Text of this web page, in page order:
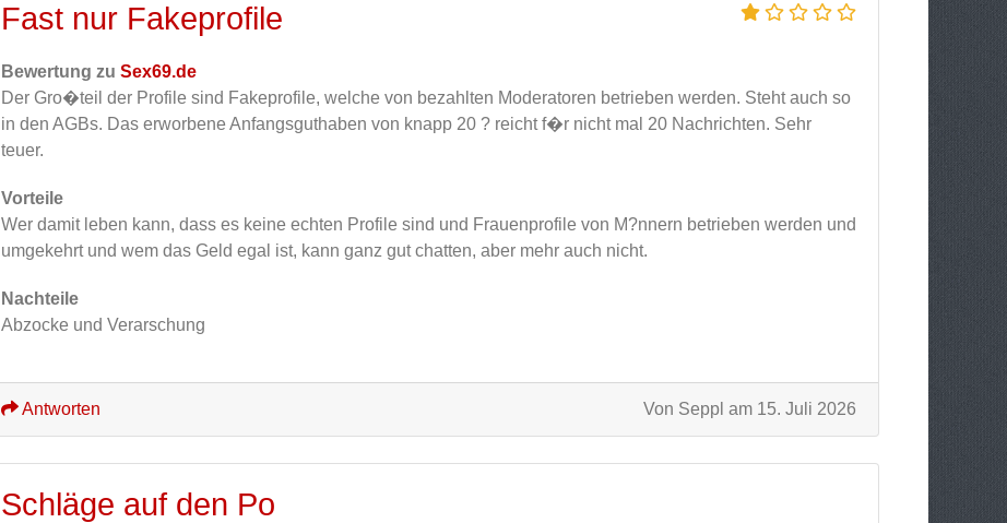
Fast nur Fakeprofile
Bewertung zu Sex69.de
Der Gro�teil der Profile sind Fakeprofile, welche von bezahlten Moderatoren betrieben werden. Steht auch so
in den AGBs. Das erworbene Anfangsguthaben von knapp 20 ? reicht f�r nicht mal 20 Nachrichten. Sehr
teuer.
Vorteile
Wer damit leben kann, dass es keine echten Profile sind und Frauenprofile von M?nnern betrieben werden und
umgekehrt und wem das Geld egal ist, kann ganz gut chatten, aber mehr auch nicht.
Nachteile
Abzocke und Verarschung
Von Seppl am 15. Juli 2026
Antworten
Schläge auf den Po